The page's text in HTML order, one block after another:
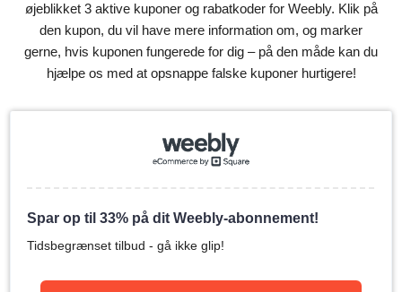
øjeblikket 3 aktive kuponer og rabatkoder for Weebly. Klik på
den kupon, du vil have mere information om, og marker
gerne, hvis kuponen fungerede for dig – på den måde kan du
hjælpe os med at opsnappe falske kuponer hurtigere!
Spar op til 33% på dit Weebly-abonnement!
Tidsbegrænset tilbud - gå ikke glip!